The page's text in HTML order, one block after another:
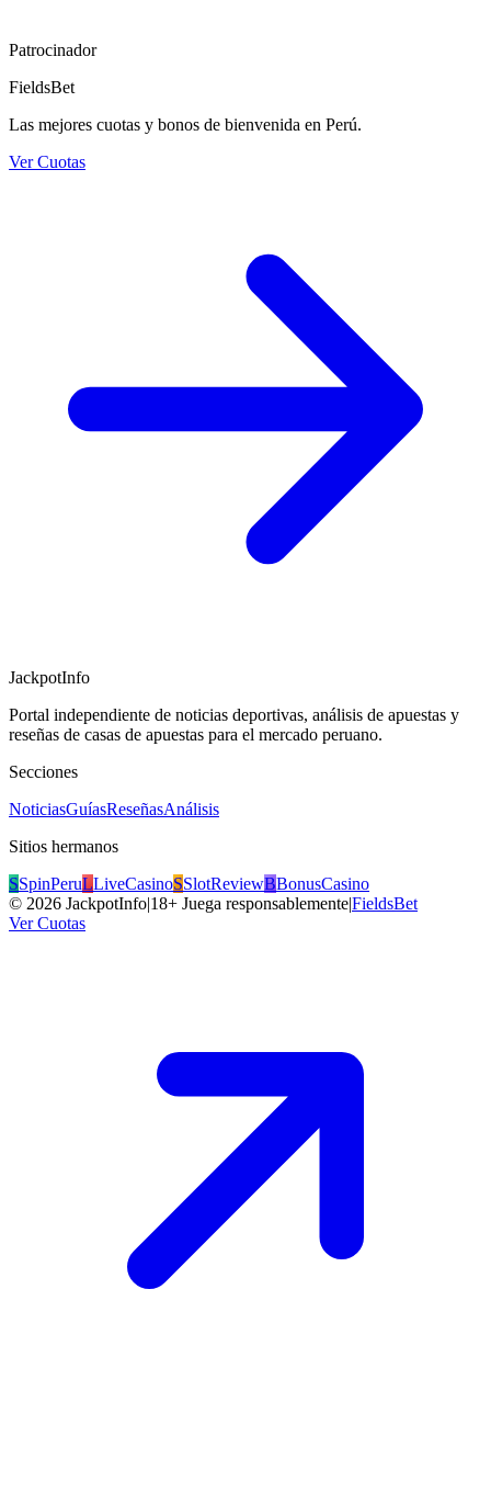
Patrocinador
FieldsBet
Las mejores cuotas y bonos de bienvenida en Perú.
Ver Cuotas
JackpotInfo
Portal independiente de noticias deportivas, análisis de apuestas y
reseñas de casas de apuestas para el mercado peruano.
Secciones
NoticiasGuíasReseñasAnálisis
Sitios hermanos
SSpinPeruLLiveCasinoSSlotReviewBBonusCasino
© 2026 JackpotInfo|18+ Juega responsablemente|FieldsBet
Ver Cuotas